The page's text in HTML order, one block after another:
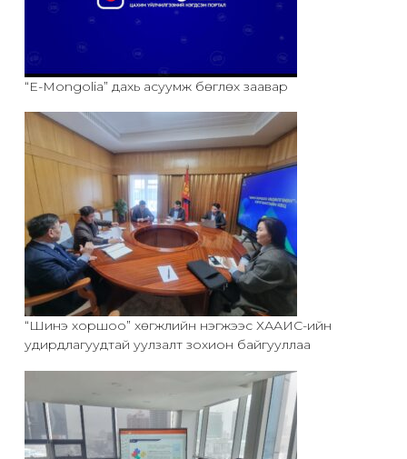
“E-Mongolia” дахь асуумж бөглөх заавар
“Шинэ хоршоо” хөгжлийн нэгжээс ХААИС-ийн
удирдлагуудтай уулзалт зохион байгууллаа